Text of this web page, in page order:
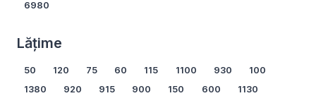
6980
Lățime
Lățime
50 120 75 60 115 1100 930
100
1380
920 915 900 150 600 1130